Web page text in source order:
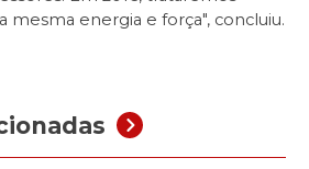
mesma energia e força", concluiu.